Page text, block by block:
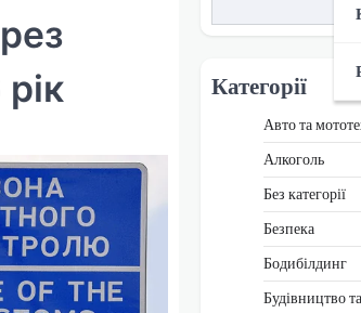
Категорії
Авто та
Алкоголь
Без категорії
Безпека
Бодибілдинг
Будівництво